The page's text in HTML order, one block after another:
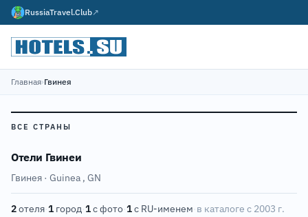
RussiaTravel.Club↗
Главная›Гвинея
ВСЕ СТРАНЫ
Отели Гвинеи
Гвинея · Guinea , GN
2отеля·1 город·1с фото·1с RU-именем·в каталоге с 2003 г.